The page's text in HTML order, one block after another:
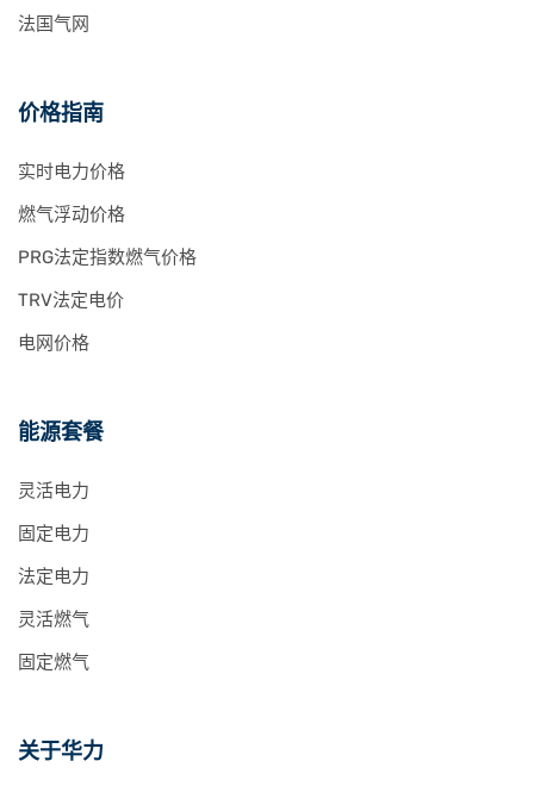
法国气网
价格指南
实时电力价格
燃气浮动价格
PRG法定指数燃气价格
TRV法定电价
电网价格
能源套餐
灵活电力
固定电力
法定电力
灵活燃气
固定燃气
关于华力